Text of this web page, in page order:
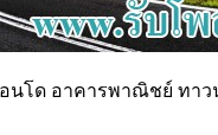
นโด อาคารพาณิชย์ ทา